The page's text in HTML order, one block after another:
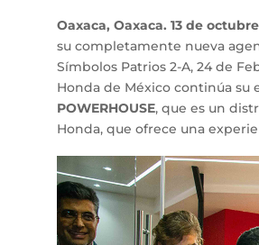
Oaxaca, Oaxaca. 13 de
su completamente nueva
Símbolos Patrios 2-A, 24 de
Honda de México continúa su
POWERHOUSE, que es un
Honda, que ofrece una